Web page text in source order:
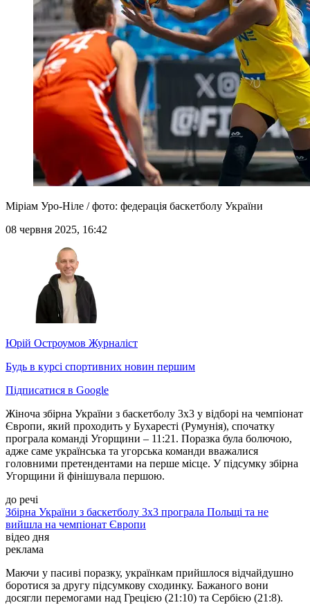
Міріам Уро-Ніле / фото: федерація баскетболу України
08 червня 2025, 16:42
Юрій Остроумов Журналіст
Будь в курсі спортивних новин першим
Підписатися в Google
Жіноча збірна України з баскетболу 3х3 у відборі на чемпіонат
Європи, який проходить у Бухаресті (Румунія), спочатку
програла команді Угорщини – 11:21. Поразка була болючою,
адже саме українська та угорська команди вважалися
головними претендентами на перше місце. У підсумку збірна
Угорщини й фінішувала першою.
до речі
Збірна України з баскетболу 3x3 програла Польщі та не
вийшла на чемпіонат Європи
відео дня
реклама
Маючи у пасиві поразку, українкам прийшлося відчайдушно
боротися за другу підсумкову сходинку. Бажаного вони
досягли перемогами над Грецією (21:10) та Сербією (21:8).